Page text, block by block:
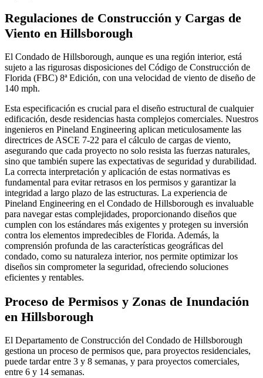
Regulaciones de Construcción y Cargas de
Viento en Hillsborough
El Condado de Hillsborough, aunque es una región interior, está
sujeto a las rigurosas disposiciones del Código de Construcción de
Florida (FBC) 8ª Edición, con una velocidad de viento de diseño de
140 mph.
Esta especificación es crucial para el diseño estructural de cualquier
edificación, desde residencias hasta complejos comerciales. Nuestros
ingenieros en Pineland Engineering aplican meticulosamente las
directrices de ASCE 7-22 para el cálculo de cargas de viento,
asegurando que cada proyecto no solo resista las fuerzas naturales,
sino que también supere las expectativas de seguridad y durabilidad.
La correcta interpretación y aplicación de estas normativas es
fundamental para evitar retrasos en los permisos y garantizar la
integridad a largo plazo de las estructuras. La experiencia de
Pineland Engineering en el Condado de Hillsborough es invaluable
para navegar estas complejidades, proporcionando diseños que
cumplen con los estándares más exigentes y protegen su inversión
contra los elementos impredecibles de Florida. Además, la
comprensión profunda de las características geográficas del
condado, como su naturaleza interior, nos permite optimizar los
diseños sin comprometer la seguridad, ofreciendo soluciones
eficientes y rentables.
Proceso de Permisos y Zonas de Inundación
en Hillsborough
El Departamento de Construcción del Condado de Hillsborough
gestiona un proceso de permisos que, para proyectos residenciales,
puede tardar entre 3 y 8 semanas, y para proyectos comerciales,
entre 6 y 14 semanas.